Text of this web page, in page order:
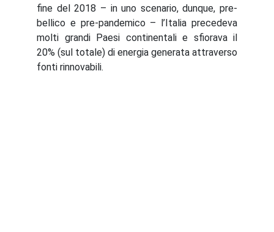
fine del 2018 – in uno scenario, dunque, pre-
bellico e pre-pandemico – l’Italia precedeva
molti grandi Paesi continentali e sfiorava il
20% (sul totale) di energia generata attraverso
fonti rinnovabili.